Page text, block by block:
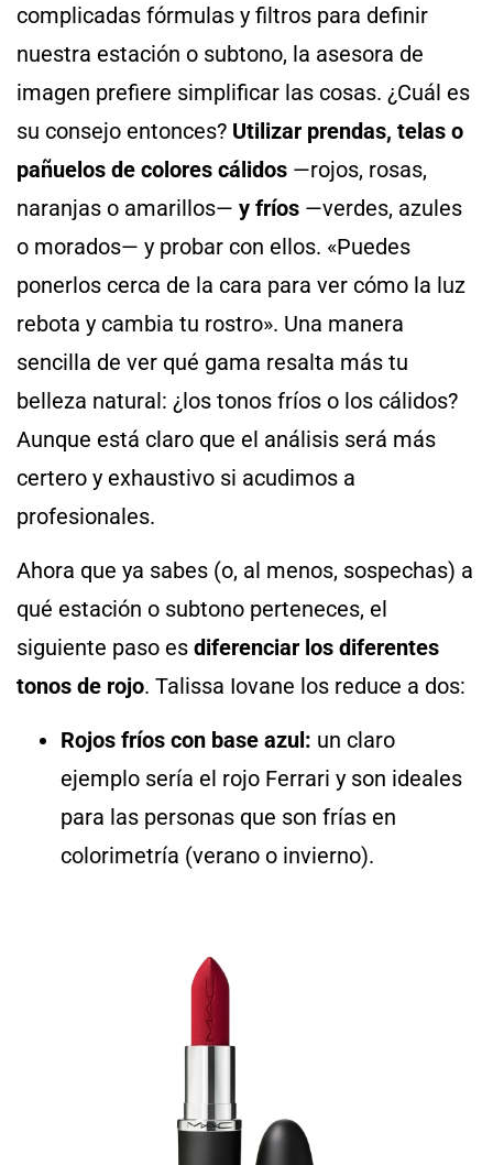
complicadas fórmulas y filtros para definir
nuestra estación o subtono, la asesora de
imagen prefiere simplificar las cosas. ¿Cuál es
su consejo entonces? Utilizar prendas, telas o
pañuelos de colores cálidos —rojos, rosas,
naranjas o amarillos— y fríos —verdes, azules
o morados— y probar con ellos. «Puedes
ponerlos cerca de la cara para ver cómo la luz
rebota y cambia tu rostro». Una manera
sencilla de ver qué gama resalta más tu
belleza natural: ¿los tonos fríos o los cálidos?
Aunque está claro que el análisis será más
certero y exhaustivo si acudimos a
profesionales.
Ahora que ya sabes (o, al menos, sospechas) a
qué estación o subtono perteneces, el
siguiente paso es diferenciar los diferentes
tonos de rojo. Talissa Iovane los reduce a dos:
Rojos fríos con base azul: un claro
ejemplo sería el rojo Ferrari y son ideales
para las personas que son frías en
colorimetría (verano o invierno).